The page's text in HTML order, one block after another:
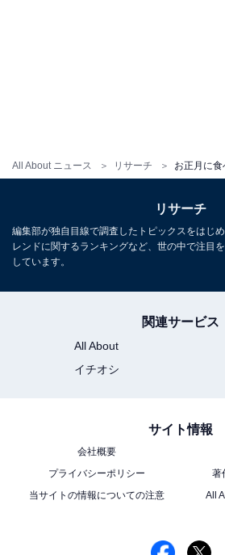
All About ニュース リサーチ
リサーチ
編集部が独自目線で調査したトピックスをはじ
レンドに関するランキングなど、世の中で注目
しています。
関連サービス
All About
イチオシ
サイト情報
会社概要
プライバシーポリシー
著
当サイトの情報についての注意
All